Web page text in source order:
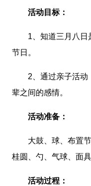
活动目标：
1、知道三月八日
节日。
2、通过亲子活动
辈之间的感情。
活动准备：
大鼓、球、布置节
桂圆、勺、气球、面
活动过程：